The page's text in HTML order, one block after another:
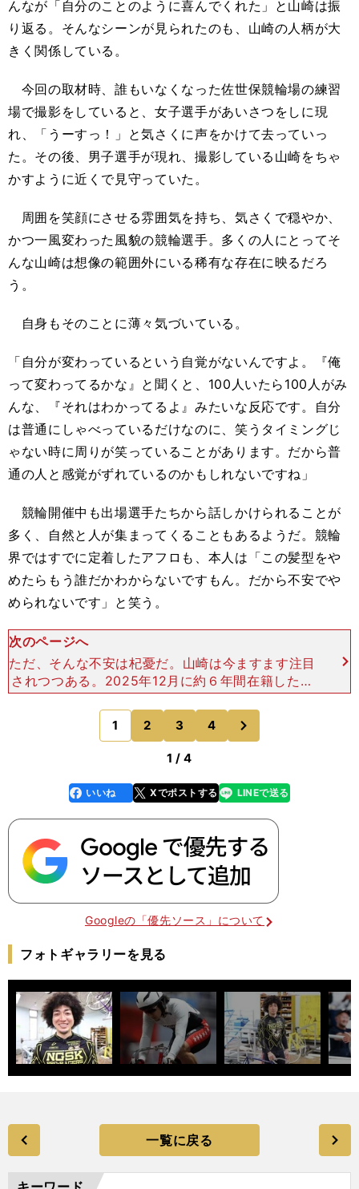
んなが「自分のことのように喜んでくれた」と山崎は振
り返る。そんなシーンが見られたのも、山崎の人柄が大
きく関係している。
今回の取材時、誰もいなくなった佐世保競輪場の練習
場で撮影をしていると、女子選手があいさつをしに現
れ、「うーすっ！」と気さくに声をかけて去っていっ
た。その後、男子選手が現れ、撮影している山崎をちゃ
かすように近くで見守っていた。
周囲を笑顔にさせる雰囲気を持ち、気さくで穏やか、
かつ一風変わった風貌の競輪選手。多くの人にとってそ
んな山崎は想像の範囲外にいる稀有な存在に映るだろ
う。
自身もそのことに薄々気づいている。
「自分が変わっているという自覚がないんですよ。『俺
って変わってるかな』と聞くと、100人いたら100人がみ
んな、『それはわかってるよ』みたいな反応です。自分
は普通にしゃべっているだけなのに、笑うタイミングじ
ゃない時に周りが笑っていることがあります。だから普
通の人と感覚がずれているのかもしれないですね」
競輪開催中も出場選手たちから話しかけられることが
多く、自然と人が集まってくることもあるようだ。競輪
界ではすでに定着したアフロも、本人は「この髪型をや
めたらもう誰だかわからないですもん。だから不安でや
められないです」と笑う。
次のページへ
ただ、そんな不安は杞憂だ。山崎は今ますます注目
されつつある。2025年12月に約６年間在籍したナ
ショナルチームを引退し、今年１月から競輪に専
念。２月のGⅠ「全日本選抜競輪」こそ目立った成績
は残せなかっ
1 2 3 4
のページへ
1 / 4
faceboo
k
いいね Xでポストする
line LINEで送る
Googleの「優先ソース」について
フォトギャラリーを見る
一覧に戻る